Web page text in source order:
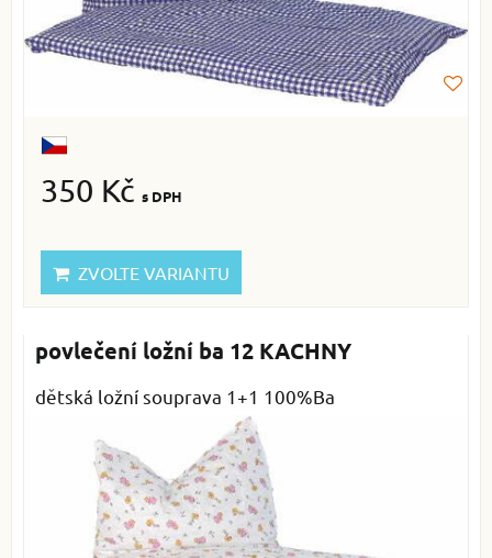
350 Kč s DPH
ZVOLTE VARIANTU
povlečení ložní ba 12 KACHNY
dětská ložní souprava 1+1 100%Ba